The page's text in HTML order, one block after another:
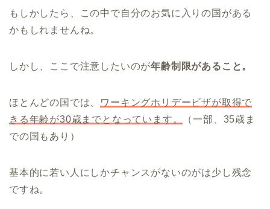
もしかしたら、この中で自分のお気に入りの国がある
かもしれませんね。
しかし、ここで注意したいのが年齢制限があること。
ほとんどの国では、
ワーキングホリデービザが取得で
きる年齢が30歳までとなっています。
（一部、35歳ま
での国もあり）
基本的に若い人にしかチャンスがないのがは少し残念
ですね。